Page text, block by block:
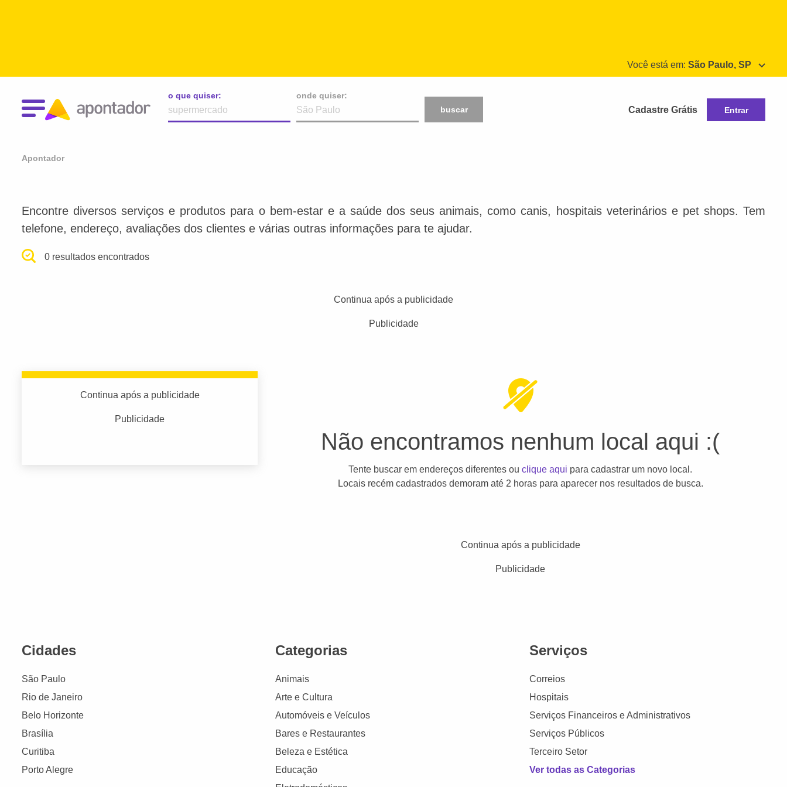
Você está em: São Paulo, SP
o que quiser:
onde quiser:
buscar
Cadastre Grátis Entrar
Apontador
Encontre diversos serviços e produtos para o bem-estar e a saúde dos seus animais, como canis, hospitais veterinários e pet shops. Tem
telefone, endereço, avaliações dos clientes e várias outras informações para te ajudar.
0 resultados encontrados
Continua após a publicidade
Publicidade
Continua após a publicidade
Publicidade
Não encontramos nenhum local aqui :(
Tente buscar em endereços diferentes ouclique aqui para cadastrar um novo local.
Locais recém cadastrados demoram até 2 horas para aparecer nos resultados de busca.
Continua após a publicidade
Publicidade
Cidades
São Paulo
Rio de Janeiro
Belo Horizonte
Brasília
Curitiba
Porto Alegre
Categorias
Animais
Arte e Cultura
Automóveis e Veículos
Bares e Restaurantes
Beleza e Estética
Educação
Serviços
Correios
Hospitais
Serviços Financeiros e Administrativos
Serviços Públicos
Terceiro Setor
Ver todas as Categorias